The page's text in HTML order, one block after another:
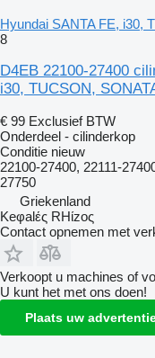
Hyundai SANTA FE, i30,
8
D4EB 22100-27400
i30, TUCSON,
€ 99 Exclusief BTW
Onderdeel - cilinderkop
Conditie nieuw
22100-27400, 22111-
27750
Griekenland
Keφalές RHίzoς
Contact opnemen met
Verkoopt u machines of
U kunt het met ons doen!
Plaats uw